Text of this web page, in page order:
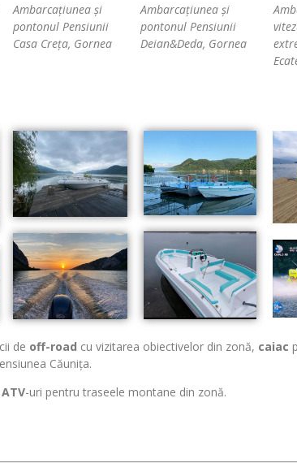
Ambarcațiunea și
pontonul Pensiunii
Casa Creța, Gornea
Ambarcațiunea și
pontonul Pensiunii
Deian&Deda, Gornea
de off-road cu vizitarea obiectivelor din zonă, caiac
Căunița.
ATV-uri pentru traseele montane din zonă.